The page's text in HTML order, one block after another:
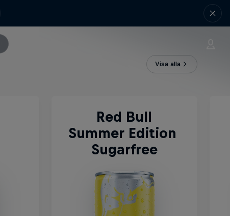
Visa alla
Red Bull
Summer Edition
Sugarfree